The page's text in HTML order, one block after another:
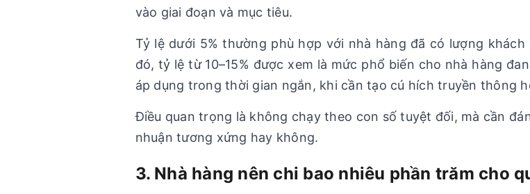
vào giai đoạn và mục tiêu.
Tỷ lệ dưới 5% thường phù hợp với nhà hàng đã có lượng
đó, tỷ lệ từ 10–15% được xem là mức phổ biến cho nhà hàng
áp dụng trong thời gian ngắn, khi cần tạo cú hích truyền thông
Điều quan trọng là không chạy theo con số tuyệt đối, mà cần
nhuận tương xứng hay không.
3. Nhà hàng nên chi bao nhiêu phần trăm cho